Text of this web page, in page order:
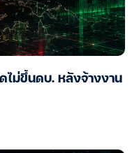
ไม่ขึ้นดบ. หลังจ้างงาน